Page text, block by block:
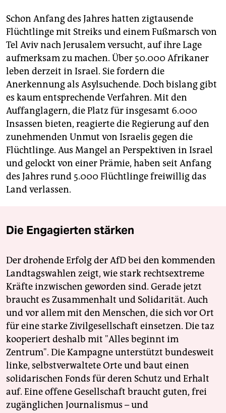
Schon Anfang des Jahres hatten zigtausende
Flüchtlinge mit Streiks und einem Fußmarsch von
Tel Aviv nach Jerusalem versucht, auf ihre Lage
aufmerksam zu machen. Über 50.000 Afrikaner
leben derzeit in Israel. Sie fordern die
Anerkennung als Asylsuchende. Doch bislang gibt
es kaum entsprechende Verfahren. Mit den
Auffanglagern, die Platz für insgesamt 6.000
Insassen bieten, reagierte die Regierung auf den
zunehmenden Unmut von Israelis gegen die
Flüchtlinge. Aus Mangel an Perspektiven in Israel
und gelockt von einer Prämie, haben seit Anfang
des Jahres rund 5.000 Flüchtlinge freiwillig das
Land verlassen.
Die Engagierten stärken
Der drohende Erfolg der AfD bei den kommenden
Landtagswahlen zeigt, wie stark rechtsextreme
Kräfte inzwischen geworden sind. Gerade jetzt
braucht es Zusammenhalt und Solidarität. Auch
und vor allem mit den Menschen, die sich vor Ort
für eine starke Zivilgesellschaft einsetzen. Die taz
kooperiert deshalb mit "Alles beginnt im
Zentrum". Die Kampagne unterstützt bundesweit
linke, selbstverwaltete Orte und baut einen
solidarischen Fonds für deren Schutz und Erhalt
auf. Eine offene Gesellschaft braucht guten, frei
zugänglichen Journalismus – und